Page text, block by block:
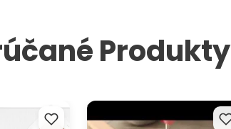
Produkty
ráme PROFI
Maliarsky stojan ateliérový
MONET